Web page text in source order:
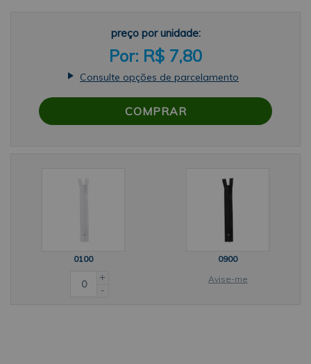
preço por unidade:
R$ 7,80
Consulte opções de parcelamento
COMPRAR
0100
+
-
0900
Avise-me